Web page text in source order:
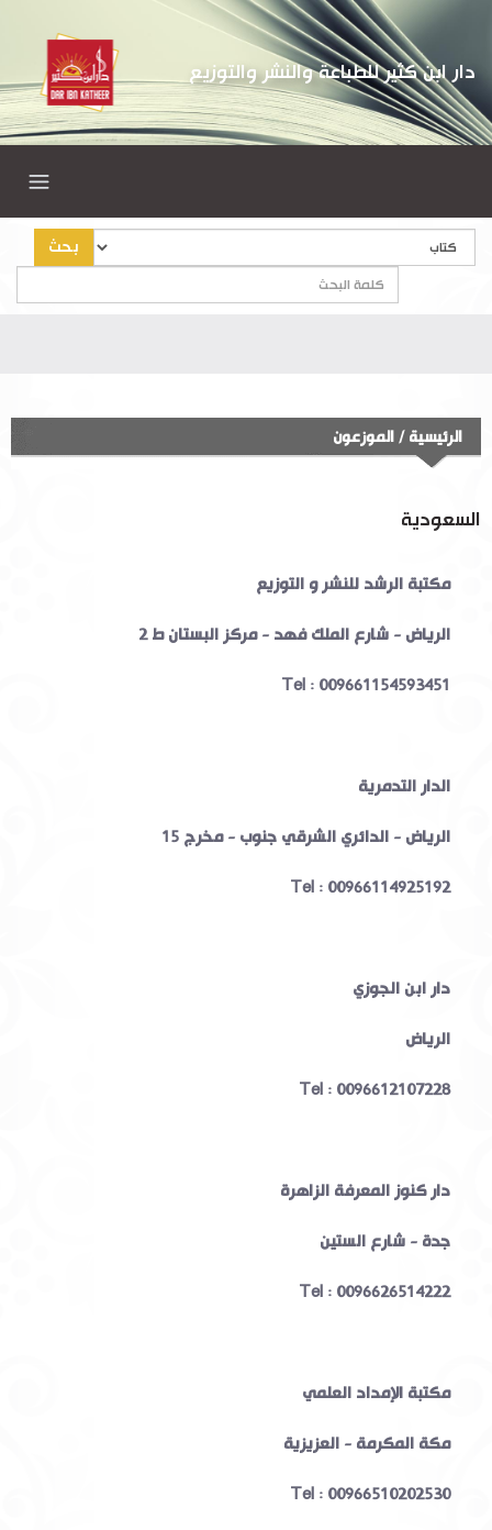
دار ابن كثير للطباعة والنشر والتوزيع
بحث
الرئيسية / الموزعون
السعودية
مكتبة الرشد للنشر و التوزيع
الرياض - شارع الملك فهد - مركز البستان ط 2
Tel : 009661154593451
الدار التدمرية
الرياض - الدائري الشرقي جنوب - مخرج 15
Tel : 00966114925192
دار ابن الجوزي
الرياض
Tel : 0096612107228
دار كنوز المعرفة الزاهرة
جدة - شارع الستين
Tel : 0096626514222
مكتبة الإمداد العلمي
مكة المكرمة - العزيزية
Tel : 00966510202530